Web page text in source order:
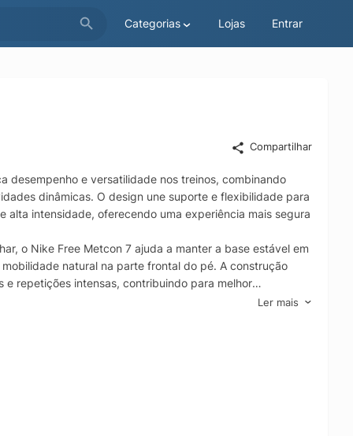
Categorias Lojas Entrar
Compartilhar
desempenho e versatilidade nos treinos, combinando
dinâmicas. O design une suporte e flexibilidade para
intensidade, oferecendo uma experiência mais segura
o Nike Free Metcon 7 ajuda a manter a base estável em
natural na parte frontal do pé. A construção
repetições intensas, contribuindo para melhor
a sensação de frescor ao longo do treino. A
de movimentos e maior adaptação a diferentes
de direção e estabilidade em diversas superfícies.
com looks de treino e também com produções
Ler mais